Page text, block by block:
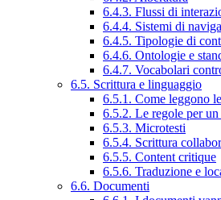
6.4.3. Flussi di
6.4.4. Sistemi di
6.4.5. Tipologie di
6.4.6. Ontologie e
6.4.7. Vocabolari
6.5. Scrittura e linguaggio
6.5.1. Come leggono
6.5.2. Le regole per
6.5.3. Microtesti
6.5.4. Scrittura
6.5.5. Content critique
6.5.6. Traduzione e
6.6. Documenti